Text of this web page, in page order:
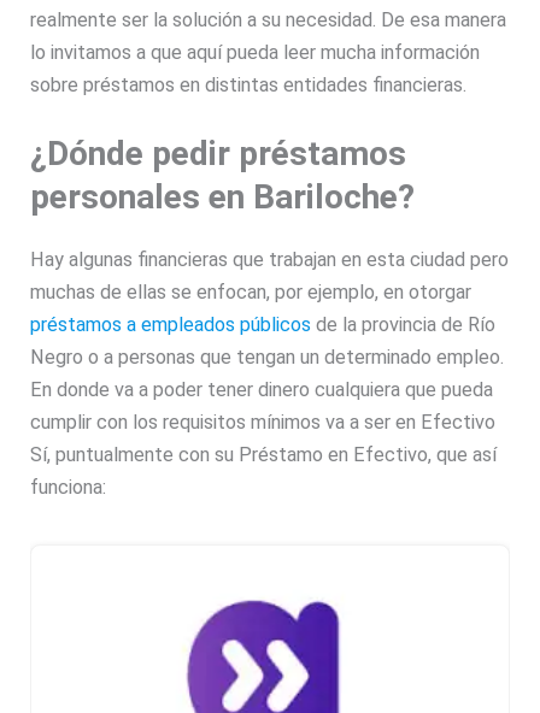
realmente ser la solución a su necesidad. De esa manera
lo invitamos a que aquí pueda leer mucha información
sobre préstamos en distintas entidades financieras.
¿Dónde pedir préstamos
personales en Bariloche?
Hay algunas financieras que trabajan en esta ciudad pero
muchas de ellas se enfocan, por ejemplo, en otorgar
préstamos a empleados públicos de la provincia de Río
Negro o a personas que tengan un determinado empleo.
En donde va a poder tener dinero cualquiera que pueda
cumplir con los requisitos mínimos va a ser en Efectivo
Sí, puntualmente con su Préstamo en Efectivo, que así
funciona: